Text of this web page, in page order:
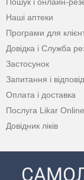
Пошук і онлайн-
Наші аптеки
Програми для
Довідка і Служба
Застосунок
Запитання і
Оплата і доставка
Послуга Likar Online
Довідник ліків